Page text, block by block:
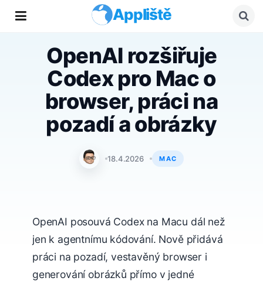
Appliště
OpenAI rozšiřuje
Codex pro Mac o
browser, práci na
pozadí a obrázky
Jan Holeš
18.4.2026 MAC
OpenAI posouvá Codex na Macu dál než
jen k agentnímu kódování. Nově přidává
práci na pozadí, vestavěný browser i
generování obrázků přímo v jedné